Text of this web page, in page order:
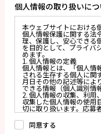
個人情報の取り扱いに
本ウェブサイトにおける
個人情報保護に関する法
理、保護し、安心できる
を目的として、プライバ
めます。
1. 個人情報の定義
個人情報とは、「個人情
される生存する個人に関
月日その他の記述等によ
できる情報（個人識別情
2. 個人情報の収集、利用
収集した個人情報の使用
切に取り扱います。応募
又は法令により許された
に提供しません。
a.応募者等からのお問い
同意する